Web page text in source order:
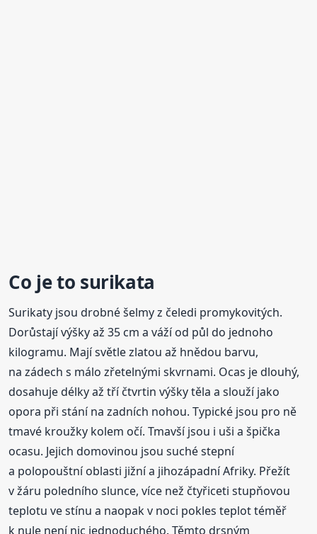
Co je to surikata
Surikaty jsou drobné šelmy z čeledi promykovitých.
Dorůstají výšky až 35 cm a váží od půl do jednoho
kilogramu. Mají světle zlatou až hnědou barvu,
na zádech s málo zřetelnými skvrnami. Ocas je dlouhý,
dosahuje délky až tří čtvrtin výšky těla a slouží jako
opora při stání na zadních nohou. Typické jsou pro ně
tmavé kroužky kolem očí. Tmavší jsou i uši a špička
ocasu. Jejich domovinou jsou suché stepní
a polopouštní oblasti jižní a jihozápadní Afriky. Přežít
v žáru poledního slunce, více než čtyřiceti stupňovou
teplotu ve stínu a naopak v noci pokles teplot téměř
k nule není nic jednoduchého. Těmto drsným